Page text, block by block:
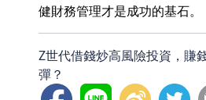
健財務管理才是成功的基石。
Z世代借錢炒高風險投資，賺
彈？